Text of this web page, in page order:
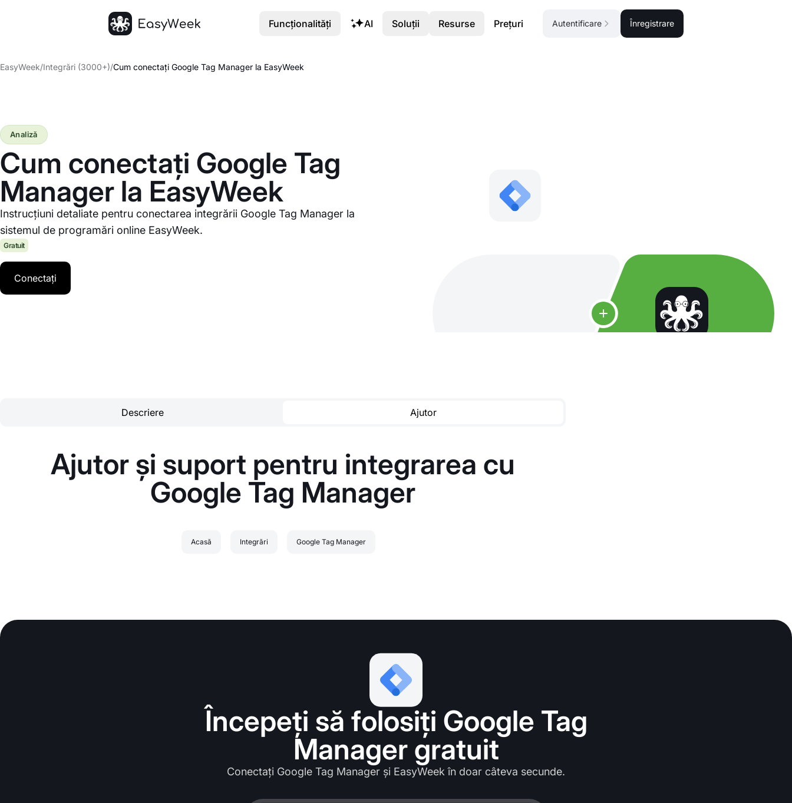
EasyWeek/Integrări (3000+)/Cum conectați Google Tag Manager la EasyWeek
Cum conectați Google Tag
Manager la EasyWeek
Instrucțiuni detaliate pentru conectarea integrării Google Tag Manager la
sistemul de programări online EasyWeek.
Analiză
Gratuit
Conectați
Descriere Ajutor
Ajutor și suport pentru integrarea cu
Google Tag Manager
Acasă Integrări Google Tag Manager
Începeți să folosiți Google Tag
Manager gratuit
Conectați Google Tag Manager și EasyWeek în doar câteva secunde.
Funcționalități AI Soluții Resurse Prețuri Autentificare Înregistrare